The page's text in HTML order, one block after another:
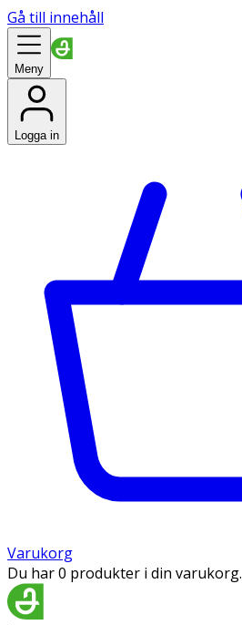
Gå till innehåll
Meny
Logga in
Varukorg
Du har 0 produkter i din varukorg.